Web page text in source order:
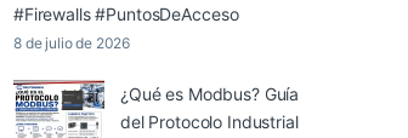
#Firewalls #PuntosDeAcceso
8 de julio de 2026
¿Qué es Modbus? Guía
del Protocolo Industrial